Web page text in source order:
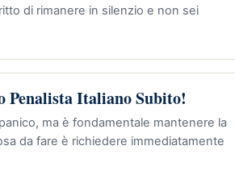
di rimanere in silenzio e non sei
Penalista Italiano Subito!
ma è fondamentale mantenere la
da fare è richiedere immediatamente